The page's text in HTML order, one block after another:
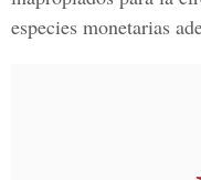
especies monetarias